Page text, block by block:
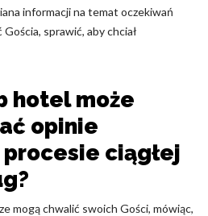
informacji na temat oczekiwań
sprawić, aby chciał
hotel może
opinie
ciągłej
mogą chwalić swoich Gości, mówiąc,